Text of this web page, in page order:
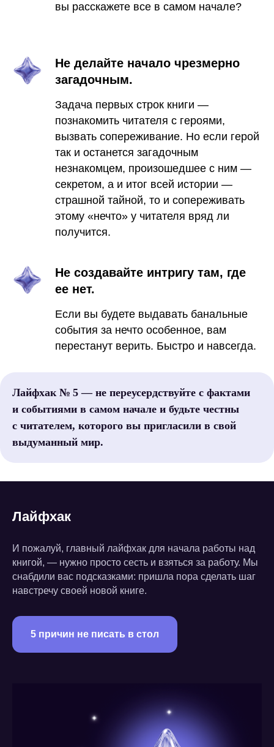
вы расскажете все в самом начале?
Не делайте начало чрезмерно
загадочным.
Задача первых строк книги —
познакомить читателя с героями,
вызвать сопереживание. Но если герой
так и останется загадочным
незнакомцем, произошедшее с ним —
секретом, а и итог всей истории —
страшной тайной, то и сопереживать
этому «нечто» у читателя вряд ли
получится.
Не создавайте интригу там, где
ее нет.
Если вы будете выдавать банальные
события за нечто особенное, вам
перестанут верить. Быстро и навсегда.
Лайфхак № 5 — не переусердствуйте с фактами
и событиями в самом начале и будьте честны
с читателем, которого вы пригласили в свой
выдуманный мир.
Лайфхак
И пожалуй, главный лайфхак для начала работы над
книгой, — нужно просто сесть и взяться за работу. Мы
снабдили вас подсказками: пришла пора сделать шаг
навстречу своей новой книге.
5 причин не писать в стол